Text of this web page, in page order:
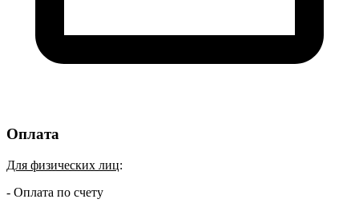
Оплата
Для физических лиц:
- Оплата по счету